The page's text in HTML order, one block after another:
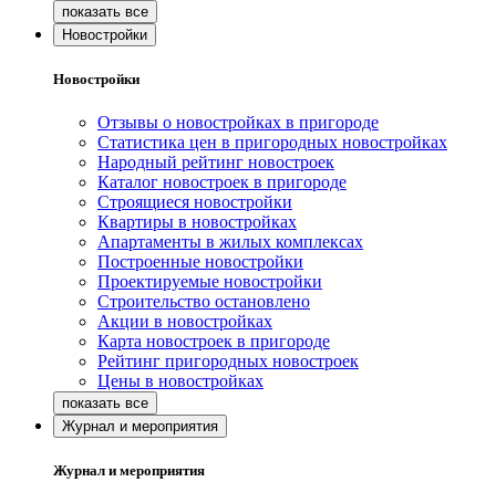
Новостройки
Новостройки
Отзывы о новостройках в пригороде
Статистика цен в пригородных новостройках
Народный рейтинг новостроек
Каталог новостроек в пригороде
Строящиеся новостройки
Квартиры в новостройках
Апартаменты в жилых комплексах
Построенные новостройки
Проектируемые новостройки
Строительство остановлено
Акции в новостройках
Карта новостроек в пригороде
Рейтинг пригородных новостроек
Цены в новостройках
Журнал и мероприятия
Журнал и мероприятия